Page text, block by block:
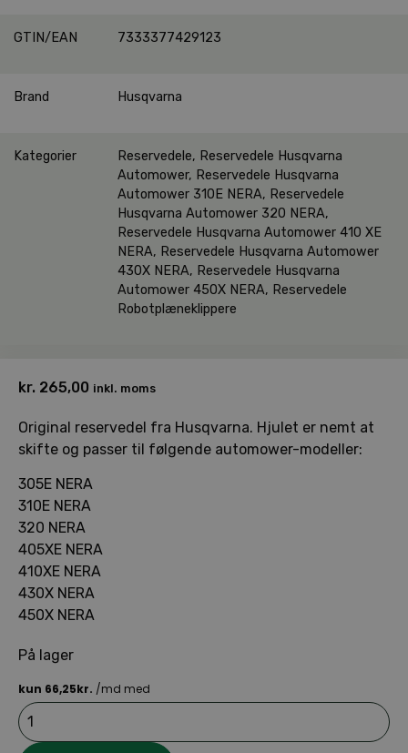
GTIN/EAN 7333377429123
Brand Husqvarna
Kategorier Reservedele, Reservedele Husqvarna
Automower, Reservedele Husqvarna
Automower 310E NERA, Reservedele
Husqvarna Automower 320 NERA,
Reservedele Husqvarna Automower 410 XE
NERA, Reservedele Husqvarna Automower
430X NERA, Reservedele Husqvarna
Automower 450X NERA, Reservedele
Robotplæneklippere
kr. 265,00 inkl. moms
Original reservedel fra Husqvarna. Hjulet er nemt at
skifte og passer til følgende automower-modeller:
305E NERA
310E NERA
320 NERA
405XE NERA
410XE NERA
430X NERA
450X NERA
På lager
Husqvarna
hjul
P21